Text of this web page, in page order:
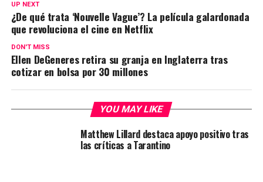
UP NEXT
¿De qué trata ‘Nouvelle Vague’? La película galardonada
que revoluciona el cine en Netflix
DON'T MISS
Ellen DeGeneres retira su granja en Inglaterra tras
cotizar en bolsa por 30 millones
YOU MAY LIKE
Matthew Lillard destaca apoyo positivo tras
las críticas a Tarantino